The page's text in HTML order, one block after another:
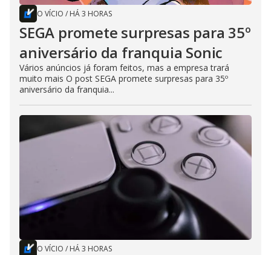
O VÍCIO / HÁ 3 HORAS
SEGA promete surpresas para 35º
aniversário da franquia Sonic
Vários anúncios já foram feitos, mas a empresa trará
muito mais O post SEGA promete surpresas para 35º
aniversário da franquia...
O VÍCIO / HÁ 3 HORAS